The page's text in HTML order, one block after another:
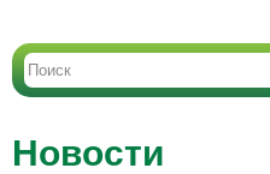
Новости